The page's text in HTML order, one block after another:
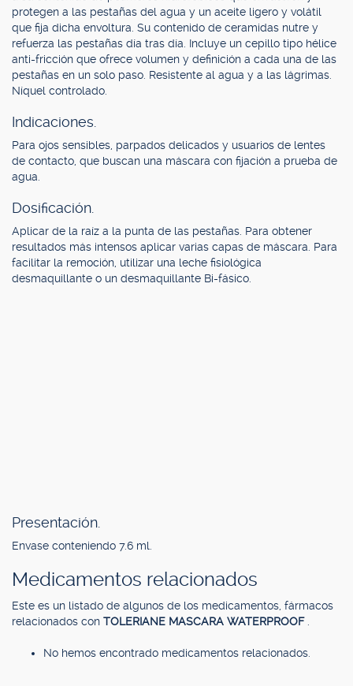
protegen a las pestañas del agua y un aceite ligero y volátil
que fija dicha envoltura. Su contenido de ceramidas nutre y
refuerza las pestañas día tras día. Incluye un cepillo tipo hélice
anti-fricción que ofrece volumen y definición a cada una de las
pestañas en un solo paso. Resistente al agua y a las lágrimas.
Níquel controlado.
Indicaciones.
Para ojos sensibles, parpados delicados y usuarios de lentes
de contacto, que buscan una máscara con fijación a prueba de
agua.
Dosificación.
Aplicar de la raíz a la punta de las pestañas. Para obtener
resultados más intensos aplicar varias capas de máscara. Para
facilitar la remoción, utilizar una leche fisiológica
desmaquillante o un desmaquillante Bi-fásico.
Presentación.
Envase conteniendo 7.6 ml.
Medicamentos relacionados
Este es un listado de algunos de los medicamentos, fármacos
relacionados con TOLERIANE MASCARA WATERPROOF
No hemos encontrado medicamentos relacionados.